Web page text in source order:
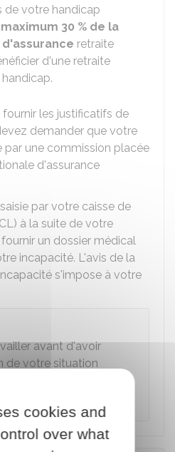
de votre handicap
30 % de la
retraite
d'une retraite
les justificatifs de
demander que votre
par une commission placée
d'assurance
par votre caisse de
) à la suite de votre
un dossier médical
incapacité. L'avis de la
s'impose à votre
avant d'avoir
de votre situation
régimes de retraite de
cookies and
over what